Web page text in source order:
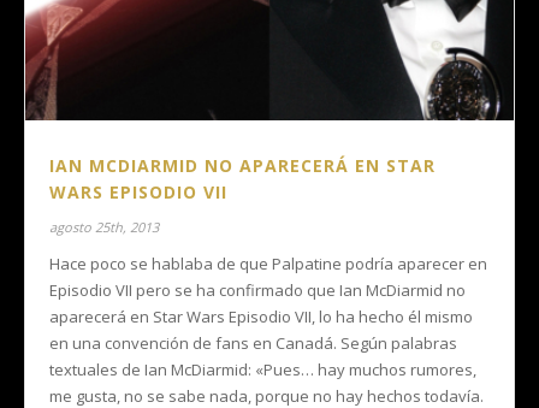
IAN MCDIARMID NO APARECERÁ EN STAR
WARS EPISODIO VII
agosto 25th, 2013
Hace poco se hablaba de que Palpatine podría aparecer en
Episodio VII pero se ha confirmado que Ian McDiarmid no
aparecerá en Star Wars Episodio VII, lo ha hecho él mismo
en una convención de fans en Canadá. Según palabras
textuales de Ian McDiarmid: «Pues… hay muchos rumores,
me gusta, no se sabe nada, porque no hay hechos todavía.